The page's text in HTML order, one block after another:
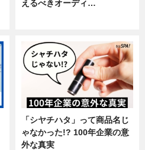
えるべきオーディ…
「シヤチハタ」って商品名じ
ゃなかった!? 100年企業の意
外な真実